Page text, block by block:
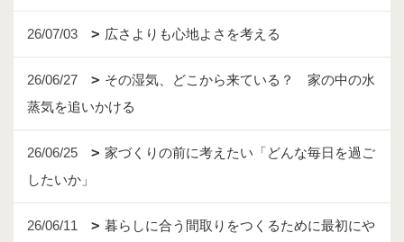
26/07/03 広さよりも心地よさを考える
26/06/27
その湿気、どこから来ている？ 家の中の水
蒸気を追いかける
26/06/25
家づくりの前に考えたい「どんな毎日を過ご
したいか」
26/06/11
暮らしに合う間取りをつくるために最初にや